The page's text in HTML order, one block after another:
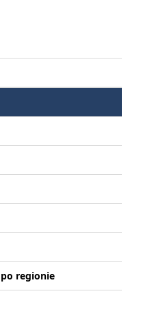
regionie